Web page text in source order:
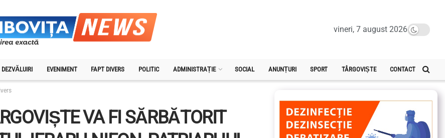
vineri, 7 august 2026
DEZVĂLUIRI EVENIMENT FAPT DIVERS POLITIC ADMINISTRAȚIE SOCIAL ANUNȚURI SPORT TÂRGOVIȘTE CONTACT
VA FI SĂRBĂTORIT